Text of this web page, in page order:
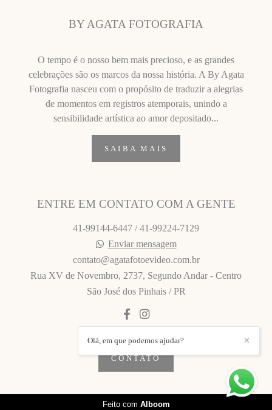
BY AGATA FOTOGRAFIA
O tempo é o nosso bem mais precioso, e as grandes
celebrações são os marcos da nossa história. A By Agata
Fotografia nasceu com o propósito de traduzir a alegrias
de momentos em registros atemporais, unindo a
sensibilidade artística ao amor depositado...
SAIBA MAIS
ENTRE EM CONTATO COM A GENTE
41-99144-6447 / 41-99224-7129
Enviar mensagem
contato@agatafotoevideo.com.br
Rua XV de Novembro, 2737, Segundo Andar - Centro
São José dos Pinhais / PR
CONTATO
✕
Olá, em que podemos ajudar?
Feito com Alboom